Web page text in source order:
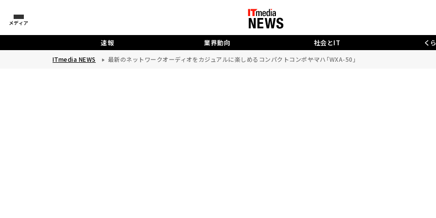
メディア
速報 業界動向 社会とIT く
ITmedia NEWS 最新のネットワークオーディオをカジュアルに楽しめるコンパクトコンポ――ヤマハ「WXA-50」